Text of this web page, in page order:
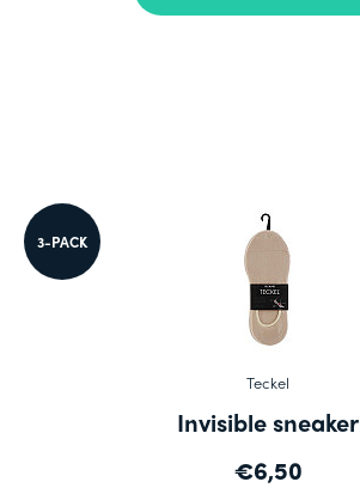
3-PACK
Teckel
Invisible sneaker
€6,50